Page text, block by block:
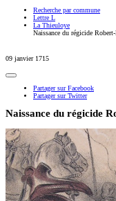
Recherche par commune
Lettre L
La Thieuloye
Naissance du régicide
09 janvier 1715
Partager sur Facebook
Partager sur Twitter
Naissance du régicide